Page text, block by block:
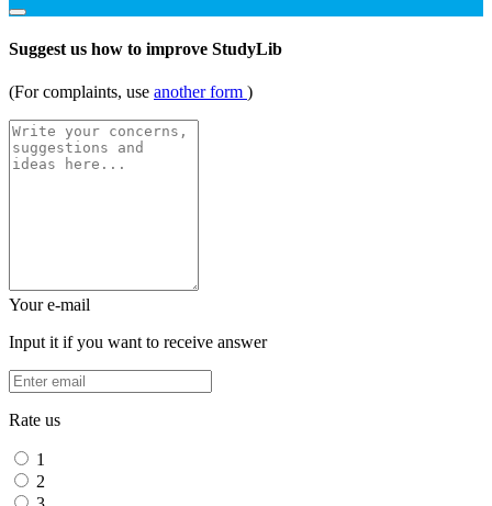
Suggest us how to improve StudyLib
(For complaints, use another form )
Your e-mail
Input it if you want to receive answer
Rate us
1
2